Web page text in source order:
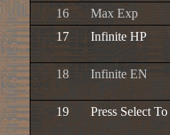
16
Max Exp
17
Infinite HP
18 Infinite EN
19 Press Select